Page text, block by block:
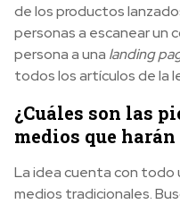
de los productos
personas a escanear un
persona a una landing
todos los artículos de la
¿Cuáles son las
medios que
La idea cuenta con todo
medios tradicionales.